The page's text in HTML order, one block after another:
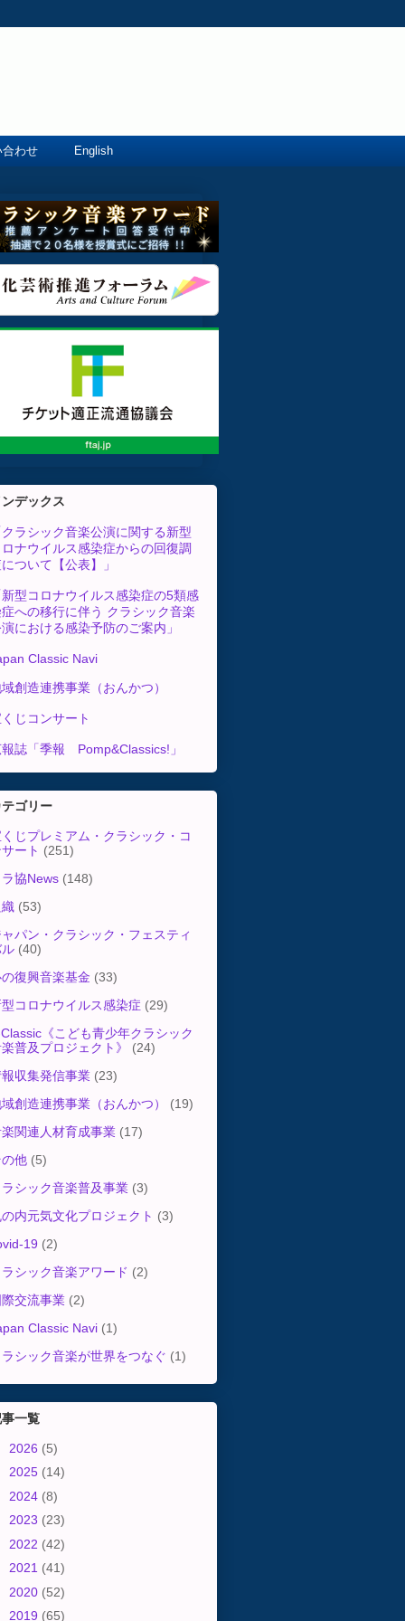
わせ English
デックス
ラシック音楽公演に関する新型
ナウイルス感染症からの回復調
ついて【公表】」
型コロナウイルス感染症の5類感
への移行に伴う クラシック音楽
における感染予防のご案内」
Classic Navi
創造連携事業（おんかつ）
じコンサート
誌「季報 Pomp&Classics!」
ゴリー
じプレミアム・クラシック・コ
ート (251)
協News (148)
(53)
パン・クラシック・フェスティ
(40)
復興音楽基金 (33)
コロナウイルス感染症 (29)
《こども青少年クラシック
普及プロジェクト》
(24)
収集発信事業 (23)
創造連携事業（おんかつ）
(19)
関連人材育成事業 (17)
他 (5)
シック音楽普及事業 (3)
内元気文化プロジェクト (3)
19 (2)
シック音楽アワード (2)
交流事業 (2)
Classic Navi (1)
シック音楽が世界をつなぐ (1)
一覧
2026 (5)
2025 (14)
2024 (8)
2023 (23)
2022 (42)
2021 (41)
2020 (52)
2019 (65)